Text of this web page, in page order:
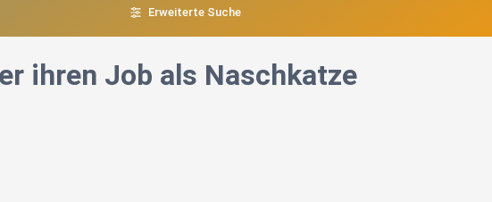
Erweiterte Suche
ihren Job als Naschkatze